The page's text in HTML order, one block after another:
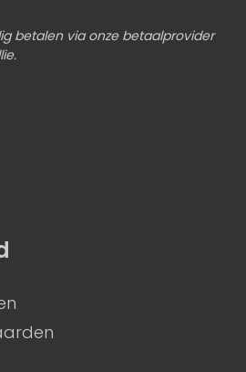
betalen via onze betaalprovider